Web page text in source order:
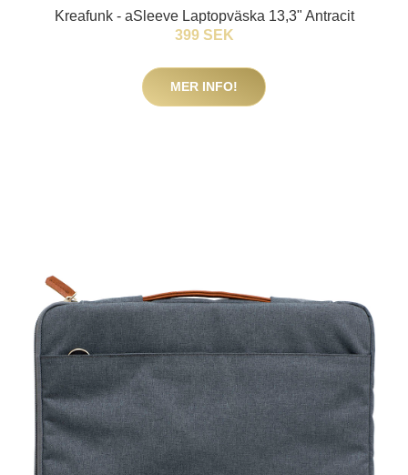
Kreafunk - aSleeve Laptopväska 13,3" Antracit
399 SEK
MER INFO!